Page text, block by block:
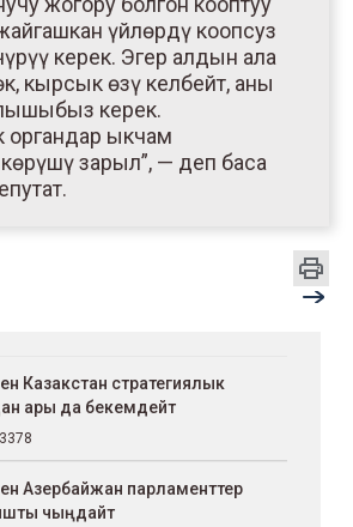
үйлөрдү коопсуз
керек. Эгер алдын ала
кырсык өзү келбейт, аны
керек.
органдар ыкчам
зарыл”, — деп баса
Казакстан стратегиялык
ары да бекемдейт
3378
Азербайжан парламенттер
чыңдайт